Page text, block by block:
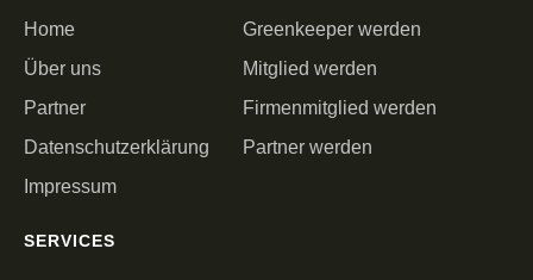
Home
Über uns
Partner
Datenschutzerklärung
Impressum
Greenkeeper werden
Mitglied werden
Firmenmitglied werden
Partner werden
SERVICES